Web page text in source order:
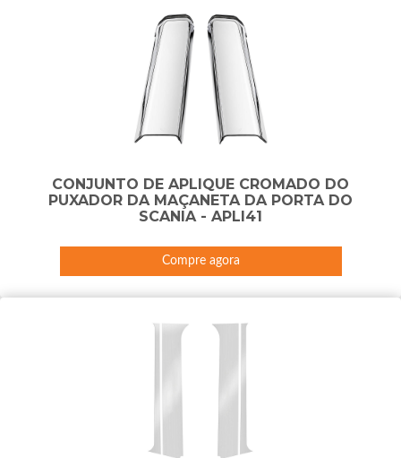
CONJUNTO DE APLIQUE CROMADO DO
PUXADOR DA MAÇANETA DA PORTA DO
SCANIA - APLI41
Compre agora